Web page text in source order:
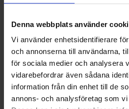
Denna webbplats använder
Vi använder enhetsidentifierare
och annonserna till användarna,
för sociala medier och analysera
vidarebefordrar även sådana
information från din enhet till de
annons- och analysföretag som
Du har måske også brug